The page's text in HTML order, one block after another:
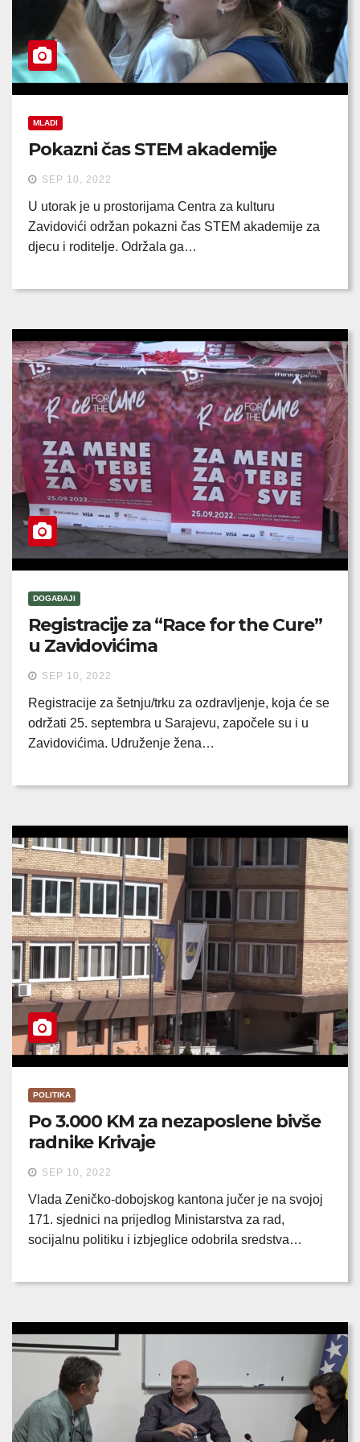
MLADI
Pokazni čas STEM akademije
SEP 10, 2022
U utorak je u prostorijama Centra za kulturu
Zavidovići održan pokazni čas STEM akademije za
djecu i roditelje. Održala ga…
DOGAĐAJI
Registracije za “Race for the Cure”
u Zavidovićima
SEP 10, 2022
Registracije za šetnju/trku za ozdravljenje, koja će se
održati 25. septembra u Sarajevu, započele su i u
Zavidovićima. Udruženje žena…
POLITIKA
Po 3.000 KM za nezaposlene bivše
radnike Krivaje
SEP 10, 2022
Vlada Zeničko-dobojskog kantona jučer je na svojoj
171. sjednici na prijedlog Ministarstva za rad,
socijalnu politiku i izbjeglice odobrila sredstva…